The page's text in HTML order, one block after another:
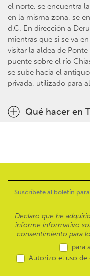
el norte, se encuentra
en la misma zona, se
d.C. En dirección a
mientras que si se va
visitar la aldea de
puente sobre el río
se sube hacia el
privada, utilizado para
Qué hacer en
Declaro que he
informe informativo
consentimiento para
para
Autorizo el uso de